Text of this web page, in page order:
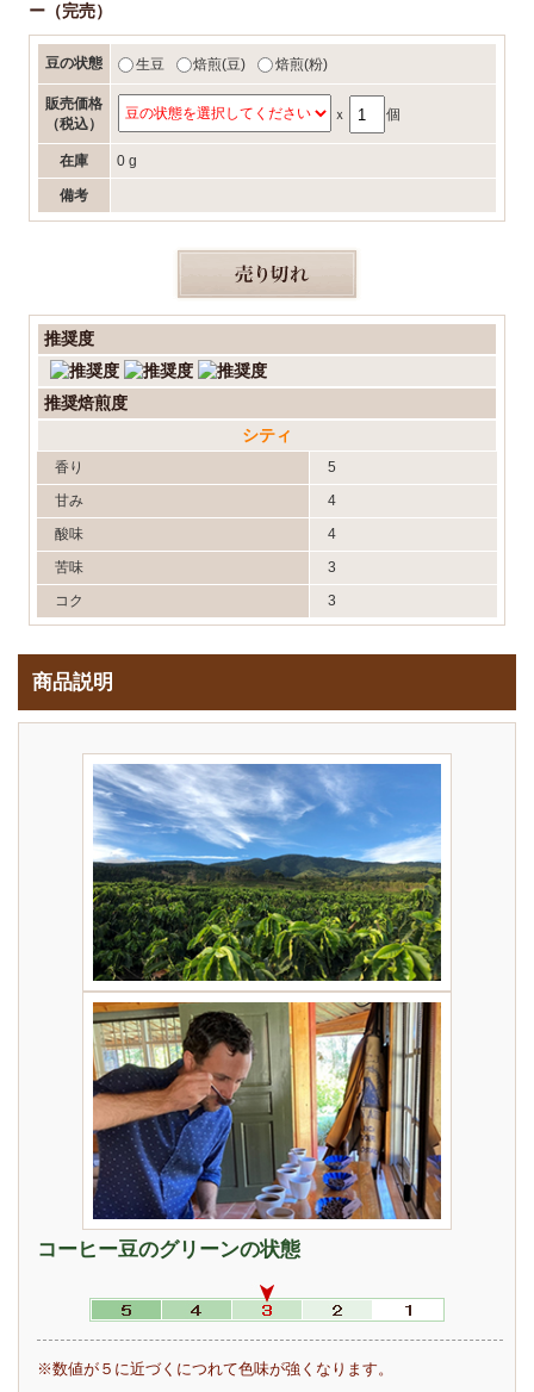
ー（完売）
豆の状態 生豆 焙煎(豆) 焙煎(粉)
販売価格
（税込）
ｘ 個
在庫 0 g
備考
推奨度
推奨焙煎度
シティ
香り
5
甘み
4
酸味
4
苦味
3
コク
3
商品説明
コーヒー豆のグリーンの状態
※数値が５に近づくにつれて色味が強くなります。